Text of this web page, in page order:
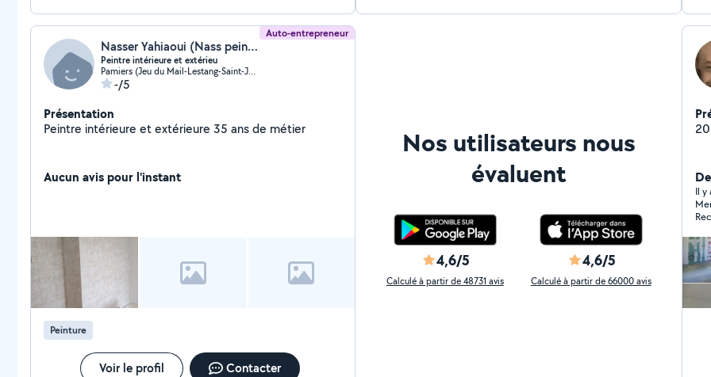
Auto-entrepreneur
Nasser Yahiaoui (Nass peinture)
Peintre intérieure et extérieu
Pamiers (Jeu du Mail-Lestang-Saint-Jean)
-/5
Présentation
Peintre intérieure et extérieure 35 ans de métier
Aucun avis pour l'instant
Peinture
Voir le profil Contacter
Nos utilisateurs nous
évaluent
4,6/5
Calculé à partir de 48731 avis
4,6/5
Calculé à partir de 66000 avis
Il y